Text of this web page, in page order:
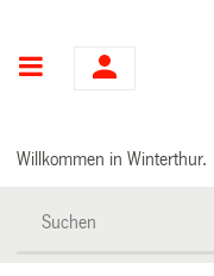
Hauptnavigation
Willkommen in Winterthur.